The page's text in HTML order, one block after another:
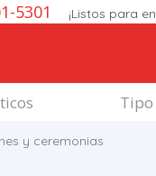
5301 ¡Listos para
Tipo
y ceremonias